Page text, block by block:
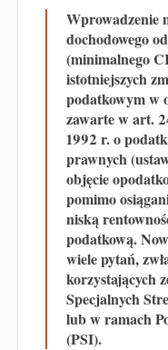
Wprowadzenie
dochodowego
(minimalnego
istotniejszych
podatkowym w
zawarte w art.
1992 r. o
prawnych
objęcie
pomimo
niską
podatkową.
wiele pytań,
korzystających
Specjalnych
lub w ramach
(PSI).